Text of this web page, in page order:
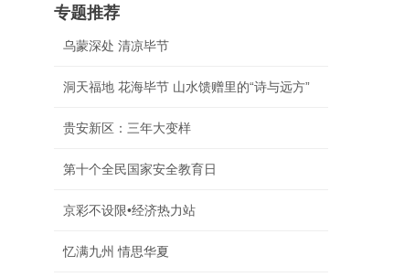
专题推荐
乌蒙深处 清凉毕节
洞天福地 花海毕节 山水馈赠里的“诗与远方”
贵安新区：三年大变样
第十个全民国家安全教育日
京彩不设限•经济热力站
忆满九州 情思华夏